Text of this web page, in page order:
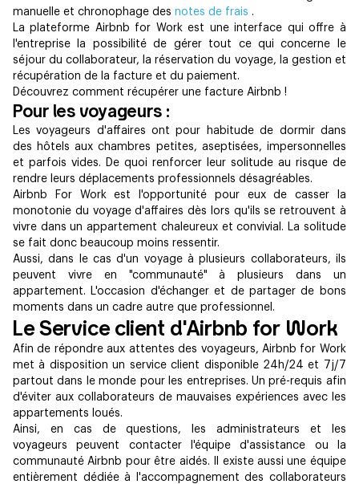
manuelle et chronophage des notes de frais .
La plateforme Airbnb for Work est une interface qui offre à
l'entreprise la possibilité de gérer tout ce qui concerne le
séjour du collaborateur, la réservation du voyage, la gestion et
récupération de la facture et du paiement.
Découvrez comment récupérer une facture Airbnb !
Pour les voyageurs :
Les voyageurs d'affaires ont pour habitude de dormir dans
des hôtels aux chambres petites, aseptisées, impersonnelles
et parfois vides. De quoi renforcer leur solitude au risque de
rendre leurs déplacements professionnels désagréables.
Airbnb For Work est l'opportunité pour eux de casser la
monotonie du voyage d'affaires dès lors qu'ils se retrouvent à
vivre dans un appartement chaleureux et convivial. La solitude
se fait donc beaucoup moins ressentir.
Aussi, dans le cas d'un voyage à plusieurs collaborateurs, ils
peuvent vivre en "communauté" à plusieurs dans un
appartement. L'occasion d'échanger et de partager de bons
moments dans un cadre autre que professionnel.
Le Service client d'Airbnb for Work
Afin de répondre aux attentes des voyageurs, Airbnb for Work
met à disposition un service client disponible 24h/24 et 7j/7
partout dans le monde pour les entreprises. Un pré-requis afin
d'éviter aux collaborateurs de mauvaises expériences avec les
appartements loués.
Ainsi, en cas de questions, les administrateurs et les
voyageurs peuvent contacter l'équipe d'assistance ou la
communauté Airbnb pour être aidés. Il existe aussi une équipe
entièrement dédiée à l'accompagnement des collaborateurs